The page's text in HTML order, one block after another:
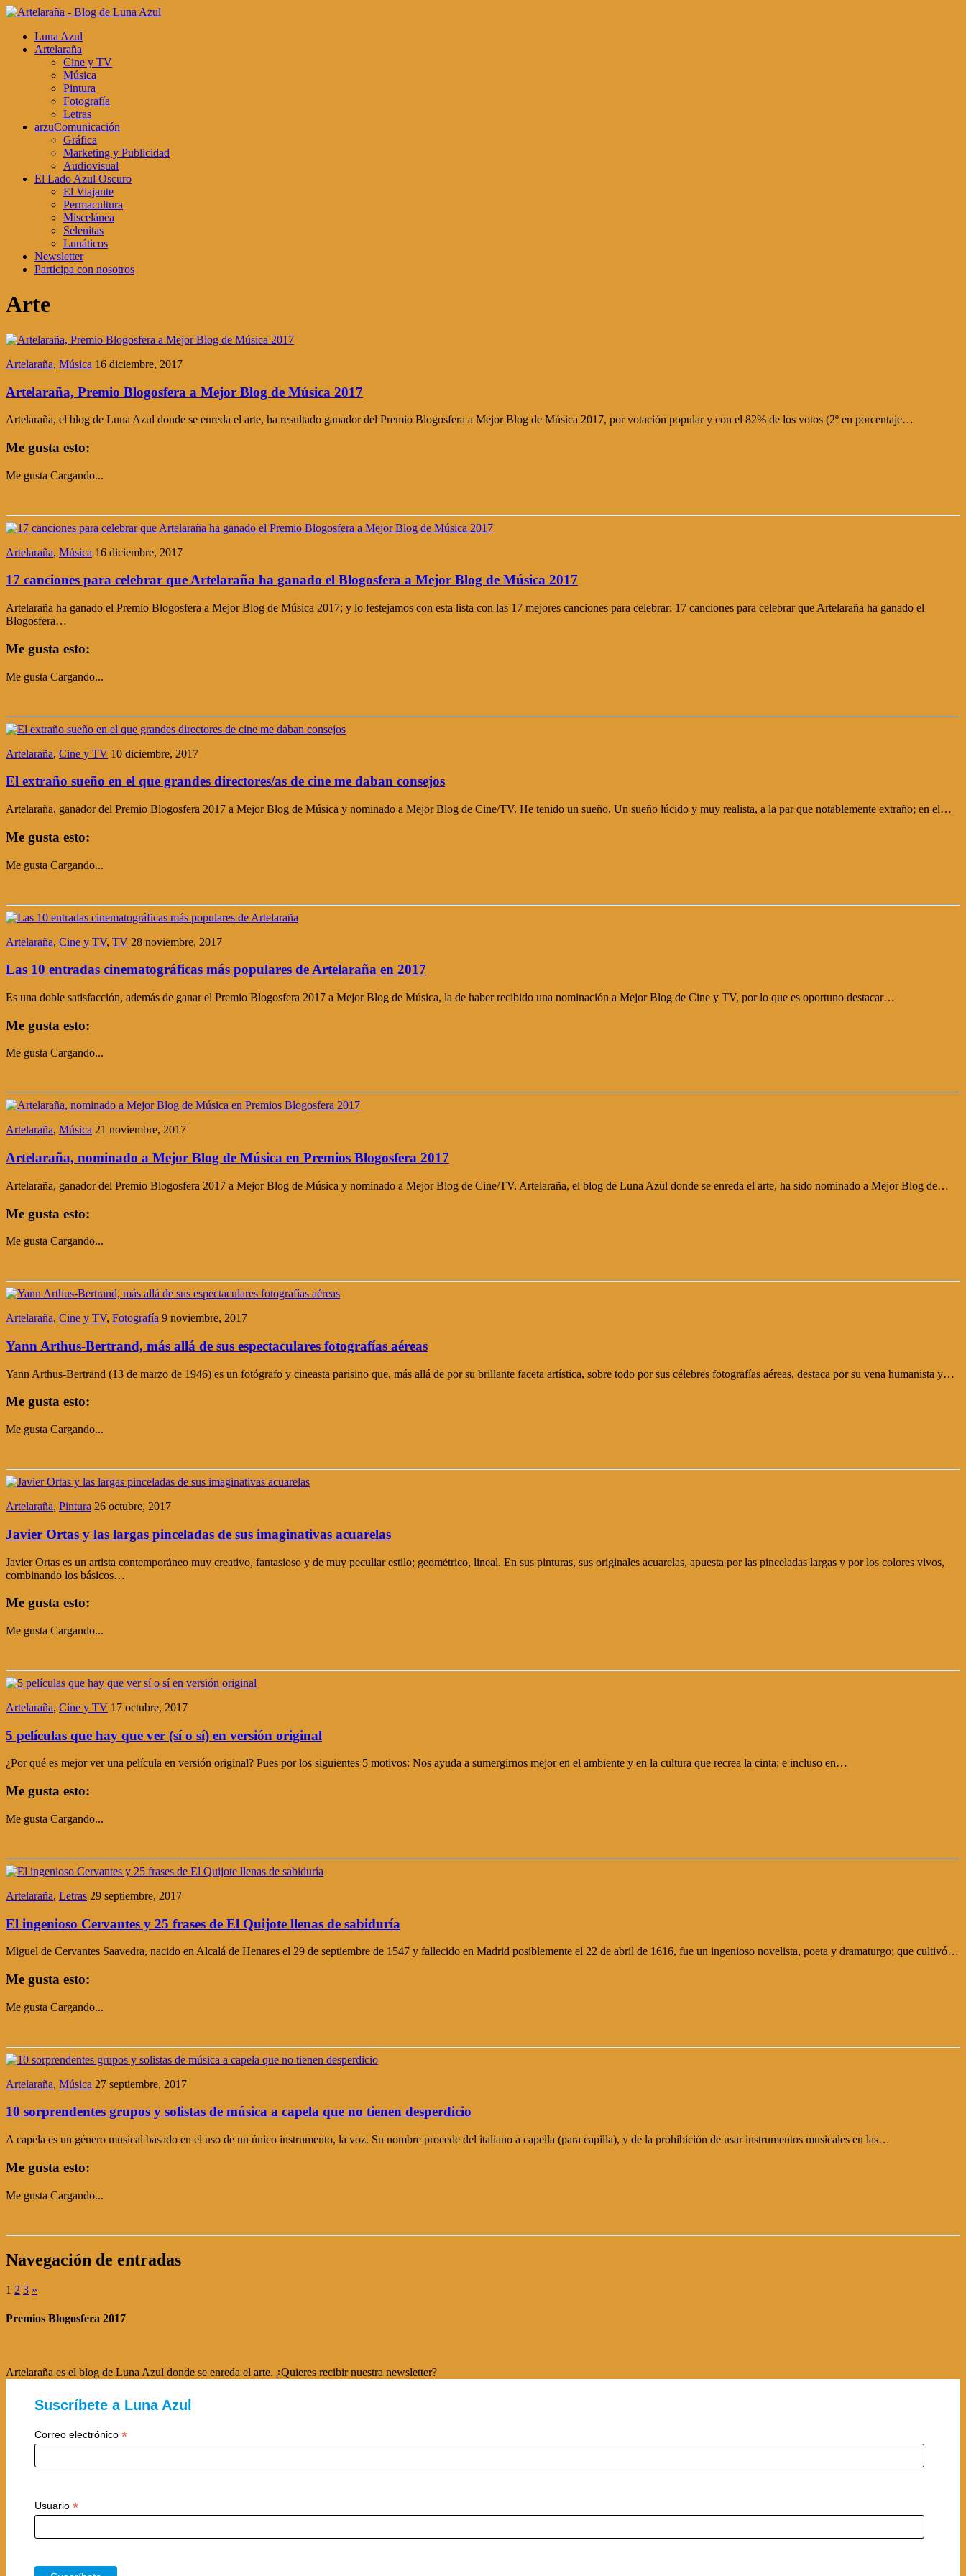
Luna Azul
Artelaraña
Cine y TV
Música
Pintura
Fotografía
Letras
arzuComunicación
Gráfica
Marketing y Publicidad
Audiovisual
El Lado Azul Oscuro
El Viajante
Permacultura
Miscelánea
Selenitas
Lunáticos
Newsletter
Participa con nosotros
Arte
Artelaraña, Música 16 diciembre, 2017
Artelaraña, Premio Blogosfera a Mejor Blog de Música 2017
Artelaraña, el blog de Luna Azul donde se enreda el arte, ha resultado ganador del Premio Blogosfera a Mejor Blog de Música 2017, por votación popular y con el 82% de los votos (2º en porcentaje…
Me gusta esto:
Me gusta Cargando...
Artelaraña, Música 16 diciembre, 2017
17 canciones para celebrar que Artelaraña ha ganado el Blogosfera a Mejor Blog de Música 2017
Artelaraña ha ganado el Premio Blogosfera a Mejor Blog de Música 2017; y lo festejamos con esta lista con las 17 mejores canciones para celebrar: 17 canciones para celebrar que Artelaraña ha ganado el
Blogosfera…
Me gusta esto:
Me gusta Cargando...
Artelaraña, Cine y TV 10 diciembre, 2017
El extraño sueño en el que grandes directores/as de cine me daban consejos
Artelaraña, ganador del Premio Blogosfera 2017 a Mejor Blog de Música y nominado a Mejor Blog de Cine/TV. He tenido un sueño. Un sueño lúcido y muy realista, a la par que notablemente extraño; en el…
Me gusta esto:
Me gusta Cargando...
Artelaraña, Cine y TV, TV 28 noviembre, 2017
Las 10 entradas cinematográficas más populares de Artelaraña en 2017
Es una doble satisfacción, además de ganar el Premio Blogosfera 2017 a Mejor Blog de Música, la de haber recibido una nominación a Mejor Blog de Cine y TV, por lo que es oportuno destacar…
Me gusta esto:
Me gusta Cargando...
Artelaraña, Música 21 noviembre, 2017
Artelaraña, nominado a Mejor Blog de Música en Premios Blogosfera 2017
Artelaraña, ganador del Premio Blogosfera 2017 a Mejor Blog de Música y nominado a Mejor Blog de Cine/TV. Artelaraña, el blog de Luna Azul donde se enreda el arte, ha sido nominado a Mejor Blog de…
Me gusta esto:
Me gusta Cargando...
Artelaraña, Cine y TV, Fotografía 9 noviembre, 2017
Yann Arthus-Bertrand, más allá de sus espectaculares fotografías aéreas
Yann Arthus-Bertrand (13 de marzo de 1946) es un fotógrafo y cineasta parisino que, más allá de por su brillante faceta artística, sobre todo por sus célebres fotografías aéreas, destaca por su vena humanista y…
Me gusta esto:
Me gusta Cargando...
Artelaraña, Pintura 26 octubre, 2017
Javier Ortas y las largas pinceladas de sus imaginativas acuarelas
Javier Ortas es un artista contemporáneo muy creativo, fantasioso y de muy peculiar estilo; geométrico, lineal. En sus pinturas, sus originales acuarelas, apuesta por las pinceladas largas y por los colores vivos,
combinando los básicos…
Me gusta esto:
Me gusta Cargando...
Artelaraña, Cine y TV 17 octubre, 2017
5 películas que hay que ver (sí o sí) en versión original
¿Por qué es mejor ver una película en versión original? Pues por los siguientes 5 motivos: Nos ayuda a sumergirnos mejor en el ambiente y en la cultura que recrea la cinta; e incluso en…
Me gusta esto:
Me gusta Cargando...
Artelaraña, Letras 29 septiembre, 2017
El ingenioso Cervantes y 25 frases de El Quijote llenas de sabiduría
Miguel de Cervantes Saavedra, nacido en Alcalá de Henares el 29 de septiembre de 1547 y fallecido en Madrid posiblemente el 22 de abril de 1616, fue un ingenioso novelista, poeta y dramaturgo; que cultivó…
Me gusta esto:
Me gusta Cargando...
Artelaraña, Música 27 septiembre, 2017
10 sorprendentes grupos y solistas de música a capela que no tienen desperdicio
A capela es un género musical basado en el uso de un único instrumento, la voz. Su nombre procede del italiano a capella (para capilla), y de la prohibición de usar instrumentos musicales en las…
Me gusta esto:
Me gusta Cargando...
Navegación de entradas
1 2 3 »
Premios Blogosfera 2017
Artelaraña es el blog de Luna Azul donde se enreda el arte. ¿Quieres recibir nuestra newsletter?
Suscríbete a Luna Azul
Correo electrónico *
Usuario *